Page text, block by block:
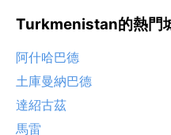
Turkmenistan的熱門
阿什哈巴德
土庫曼納巴德
達紹古茲
馬雷